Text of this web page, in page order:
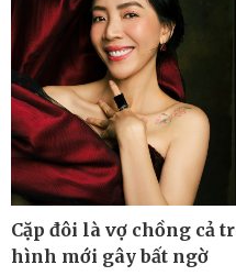
Cặp đôi là vợ chồng cả
hình mới gây bất ngờ